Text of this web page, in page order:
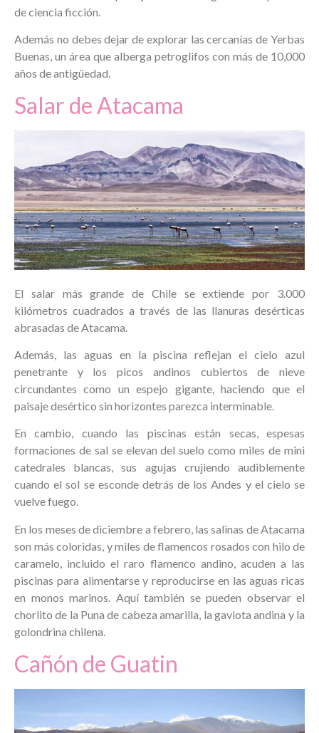
de ciencia ficción.
Además no debes dejar de explorar las cercanías de Yerbas
Buenas, un área que alberga petroglifos con más de 10,000
años de antigüedad.
Salar de Atacama
El salar más grande de Chile se extiende por 3.000
kilómetros cuadrados a través de las llanuras desérticas
abrasadas de Atacama.
Además, las aguas en la piscina reflejan el cielo azul
penetrante y los picos andinos cubiertos de nieve
circundantes como un espejo gigante, haciendo que el
paisaje desértico sin horizontes parezca interminable.
En cambio, cuando las piscinas están secas, espesas
formaciones de sal se elevan del suelo como miles de mini
catedrales blancas, sus agujas crujiendo audiblemente
cuando el sol se esconde detrás de los Andes y el cielo se
vuelve fuego.
En los meses de diciembre a febrero, las salinas de Atacama
son más coloridas, y miles de flamencos rosados ​​con hilo de
caramelo, incluido el raro flamenco andino, acuden a las
piscinas para alimentarse y reproducirse en las aguas ricas
en monos marinos. Aquí también se pueden observar el
chorlito de la Puna de cabeza amarilla, la gaviota andina y la
golondrina chilena.
Cañón de Guatin